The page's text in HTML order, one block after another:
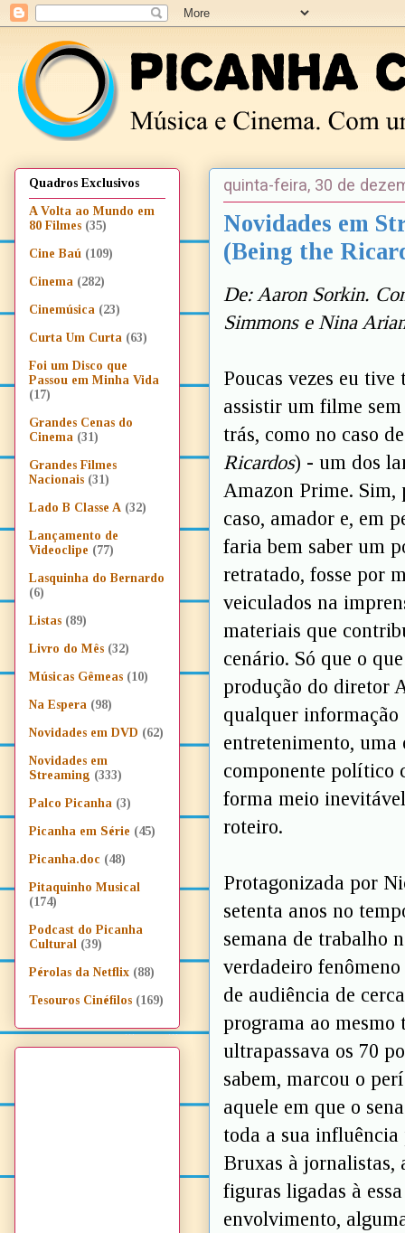
quinta-feira, 30 de
Novidades em
(Being the
De: Aaron Sorkin.
Simmons e Nina
Poucas vezes eu
assistir um filme
trás, como no caso
Ricardos) - um dos
Amazon Prime. Sim,
caso, amador e, em
faria bem saber um
retratado, fosse por
veiculados na
materiais que
cenário. Só que o
produção do diretor
qualquer informação
entretenimento,
componente político
forma meio
roteiro.
Protagonizada por
setenta anos no
semana de trabalho
verdadeiro
de audiência de
programa ao mesmo
ultrapassava os 70
sabem, marcou o
aquele em que o
toda a sua influência
Bruxas à jornalistas,
figuras ligadas à
envolvimento,
Quadros Exclusivos
A Volta ao Mundo em
80 Filmes (35)
Cine Baú (109)
Cinema (282)
Cinemúsica (23)
Curta Um Curta (63)
Foi um Disco que
Passou em Minha Vida
(17)
Grandes Cenas do
Cinema (31)
Grandes Filmes
Nacionais (31)
Lado B Classe A (32)
Lançamento de
Videoclipe (77)
Lasquinha do Bernardo
(6)
Listas (89)
Livro do Mês (32)
Músicas Gêmeas (10)
Na Espera (98)
Novidades em DVD (62)
Novidades em
Streaming (333)
Palco Picanha (3)
Picanha em Série (45)
Picanha.doc (48)
Pitaquinho Musical
(174)
Podcast do Picanha
Cultural (39)
Pérolas da Netflix (88)
Tesouros Cinéfilos (169)